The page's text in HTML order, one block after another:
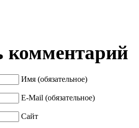
комментарий
Имя (обязательное)
E-Mail (обязательное)
Сайт